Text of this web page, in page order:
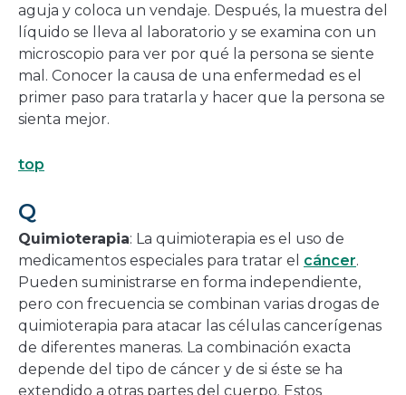
aguja y coloca un vendaje. Después, la muestra del
líquido se lleva al laboratorio y se examina con un
microscopio para ver por qué la persona se siente
mal. Conocer la causa de una enfermedad es el
primer paso para tratarla y hacer que la persona se
sienta mejor.
top
Q
Quimioterapia: La quimioterapia es el uso de
medicamentos especiales para tratar el cáncer.
Pueden suministrarse en forma independiente,
pero con frecuencia se combinan varias drogas de
quimioterapia para atacar las células cancerígenas
de diferentes maneras. La combinación exacta
depende del tipo de cáncer y de si éste se ha
extendido a otras partes del cuerpo. Estos